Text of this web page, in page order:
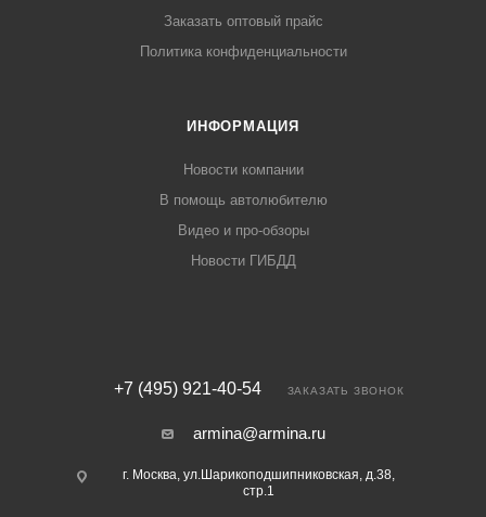
Заказать оптовый прайс
Политика конфиденциальности
ИНФОРМАЦИЯ
Новости компании
В помощь автолюбителю
Видео и про-обзоры
Новости ГИБДД
+7 (495) 921-40-54 ЗАКАЗАТЬ ЗВОНОК
armina@armina.ru
г. Москва, ул.Шарикоподшипниковская, д.38,
стр.1